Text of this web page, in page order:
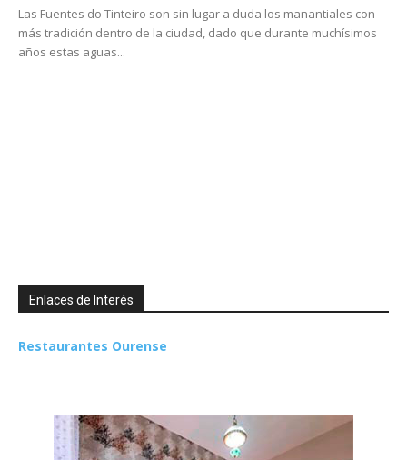
Las Fuentes do Tinteiro son sin lugar a duda los manantiales con
más tradición dentro de la ciudad, dado que durante muchísimos
años estas aguas...
Enlaces de Interés
Restaurantes Ourense